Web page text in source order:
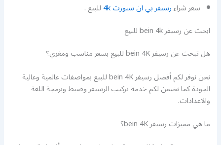
سعر شراءرسيفر بي ان سبورت 4k
للبيع .
ابحث عن رسيفر bein 4k للبيع
هل تبحث عن رسيفر bein 4K للبيع بسعر مناسب ومغري؟
نحن نوفر لكم أفضل رسيفر bein 4K للبيع بمواصفات عالمية وعالية
الجودة كما نضمن لكم خدمة تركيب الرسيفر وضبط وبرمجة اللغة
والاعدادات.
ما هي مميزات رسيفر bein 4K؟